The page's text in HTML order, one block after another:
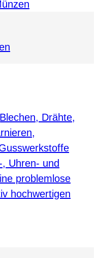
Drähte,
Uhren- und
problemlose
hochwertigen